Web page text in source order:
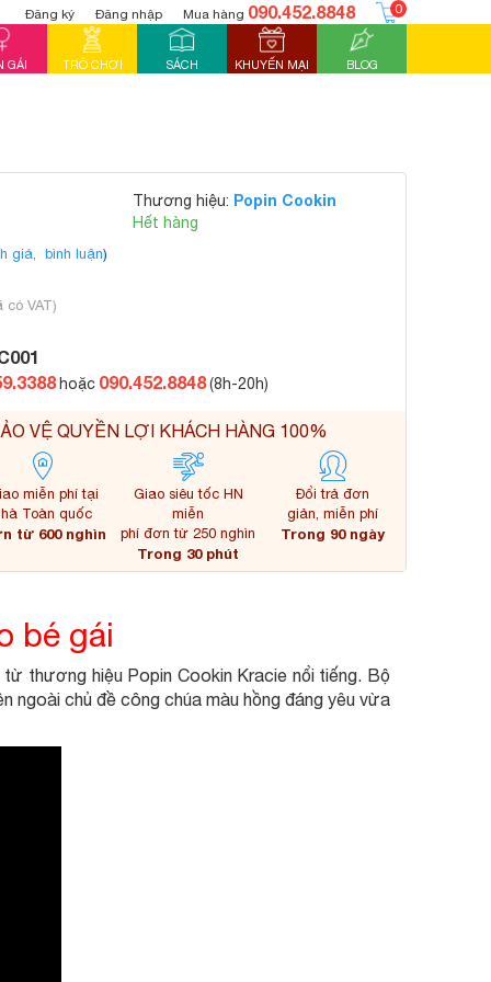
Đăng ký Đăng nhập Mua hàng 090.452.8848 0
GÁI TRÒ CHƠI SÁCH KHUYẾN MẠI BLOG
Thương hiệu: Popin Cookin
Hết hàng
giá, bình luận)
có VAT)
VỆ QUYỀN LỢI KHÁCH HÀNG 100%
miễn phí tại
Toàn quốc
từ 600 nghìn
Giao siêu tốc HN
miễn
phí đơn từ 250 nghìn
Trong 30 phút
Đổi trả đơn
giản, miễn phí
Trong 90 ngày
hoặc 090.452.8848(8h-20h)
bé gái
thương hiệu Popin Cookin Kracie nổi tiếng. Bộ
chủ đề công chúa màu hồng đáng yêu vừa